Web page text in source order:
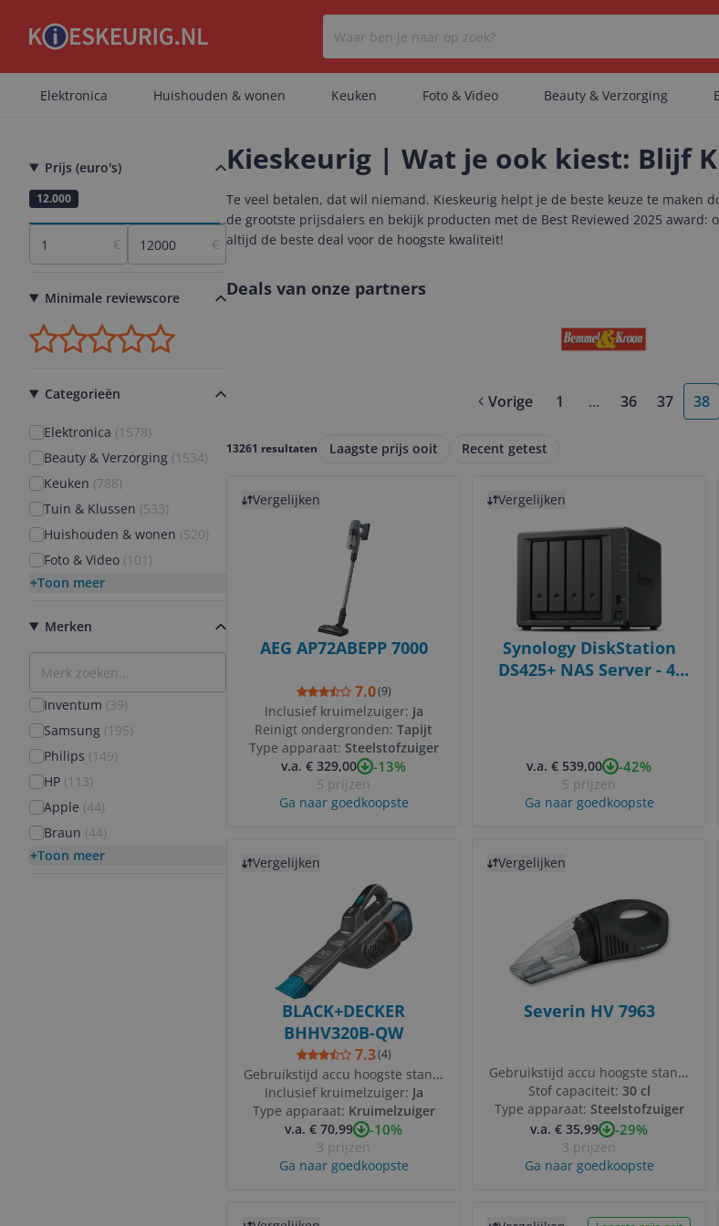
Er zijn geen categorieën gevonden.
Er zijn geen producten gevonden.
Elektronica Huishouden & wonen Keuken Foto & Video Beauty & Verzorging
Prijs (euro's)
112.000
€ €
Minimale reviewscore
Categorieën
Elektronica (1578)
Beauty & Verzorging (1534)
Keuken (788)
Tuin & Klussen (533)
Huishouden & wonen (520)
Foto & Video (101 )
Toon meer
Merken
Inventum (39)
Samsung (195)
Philips (149)
HP (113)
Apple (44)
Braun (44)
Toon meer
Kieskeurig | Wat je ook kiest: Blijf
Te veel betalen, dat wil niemand. Kieskeurig helpt je de beste keuze te
de grootste prijsdalers en bekijk producten met de Best Reviewed 2025
altijd de beste deal voor de hoogste kwaliteit!
Deals van onze partners
Vorige 1 ...More pages
36 37 38
13261 resultaten Laagste prijs ooit Recent getest
Vergelijken
AEG AP72ABEPP 7000
7.0(9)
Inclusief kruimelzuiger: Ja
Reinigt ondergronden: Tapijt
Type apparaat: Steelstofzuiger
v.a. € 329,00
-13%
5 prijzen
Ga naar goedkoopste
Vergelijken
Synology DiskStation
DS425+ NAS Server - 4-
v.a. € 539,00 -42%
5 prijzen
Ga naar goedkoopste
Vergelijken
BLACK+DECKER
BHHV320B-QW
7.3(4)
Gebruikstijd accu hoogste stand:
20 hz
Inclusief kruimelzuiger: Ja
Type apparaat: Kruimelzuiger
v.a. € 70,99
-10%
3 prijzen
Ga naar goedkoopste
Vergelijken
Severin HV 7963
Gebruikstijd accu hoogste stand:
30 hz
Stof capaciteit: 30 cl
Type apparaat: Steelstofzuiger
v.a. € 35,99
-29%
3 prijzen
Ga naar goedkoopste